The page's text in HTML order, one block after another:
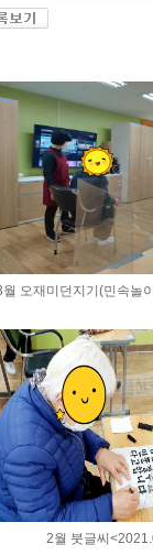
월 오재미던지기(민속놀
2월 붓글씨